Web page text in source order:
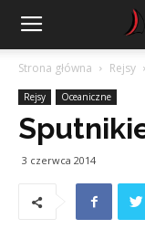
Strona główna Rejsy
Rejsy Oceaniczne
3 czerwca 2014